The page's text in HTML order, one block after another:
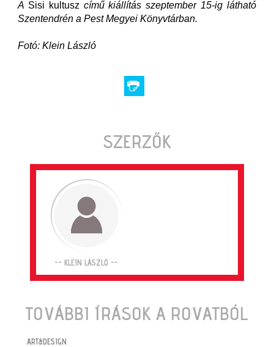
A Sisi kultusz című kiállítás szeptember 15-ig látható
Szentendrén a Pest Megyei Könyvtárban.
Fotó: Klein László
SZERZŐK
-- KLEIN LÁSZLÓ --
TOVÁBBI ÍRÁSOK A ROVATBÓL
ART&DESIGN